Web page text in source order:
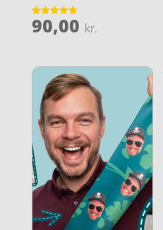
Vurderet
5
90,00 kr.